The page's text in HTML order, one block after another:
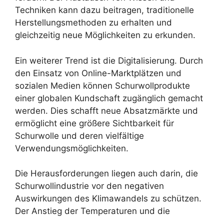
Techniken kann dazu beitragen, traditionelle
Herstellungsmethoden zu erhalten und
gleichzeitig neue Möglichkeiten zu erkunden.
Ein weiterer Trend ist die Digitalisierung. Durch
den Einsatz von Online-Marktplätzen und
sozialen Medien können Schurwollprodukte
einer globalen Kundschaft zugänglich gemacht
werden. Dies schafft neue Absatzmärkte und
ermöglicht eine größere Sichtbarkeit für
Schurwolle und deren vielfältige
Verwendungsmöglichkeiten.
Die Herausforderungen liegen auch darin, die
Schurwollindustrie vor den negativen
Auswirkungen des Klimawandels zu schützen.
Der Anstieg der Temperaturen und die